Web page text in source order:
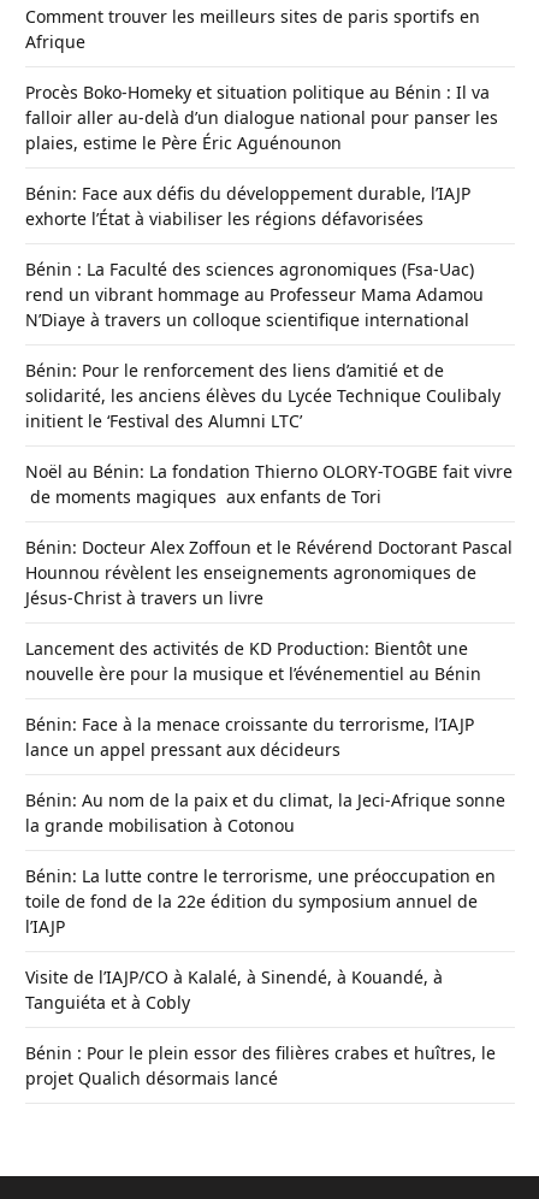
Comment trouver les meilleurs sites de paris sportifs en
Afrique
Procès Boko-Homeky et situation politique au Bénin : Il va
falloir aller au-delà d’un dialogue national pour panser les
plaies, estime le Père Éric Aguénounon
Bénin: Face aux défis du développement durable, l’IAJP
exhorte l’État à viabiliser les régions défavorisées
Bénin : La Faculté des sciences agronomiques (Fsa-Uac)
rend un vibrant hommage au Professeur Mama Adamou
N’Diaye à travers un colloque scientifique international
Bénin: Pour le renforcement des liens d’amitié et de
solidarité, les anciens élèves du Lycée Technique Coulibaly
initient le ‘Festival des Alumni LTC’
Noël au Bénin: La fondation Thierno OLORY-TOGBE fait vivre
de moments magiques aux enfants de Tori
Bénin: Docteur Alex Zoffoun et le Révérend Doctorant Pascal
Hounnou révèlent les enseignements agronomiques de
Jésus-Christ à travers un livre
Lancement des activités de KD Production: Bientôt une
nouvelle ère pour la musique et l’événementiel au Bénin
Bénin: Face à la menace croissante du terrorisme, l’IAJP
lance un appel pressant aux décideurs
Bénin: Au nom de la paix et du climat, la Jeci-Afrique sonne
la grande mobilisation à Cotonou
Bénin: La lutte contre le terrorisme, une préoccupation en
toile de fond de la 22e édition du symposium annuel de
l’IAJP
Visite de l’IAJP/CO à Kalalé, à Sinendé, à Kouandé, à
Tanguiéta et à Cobly
Bénin : Pour le plein essor des filières crabes et huîtres, le
projet Qualich désormais lancé